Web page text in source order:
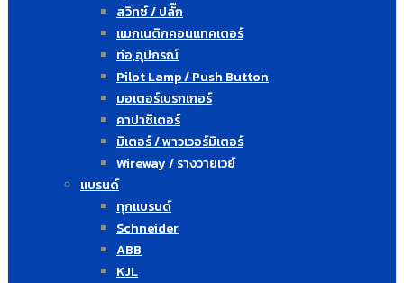
สวิทซ์ / ปลั๊ก
แมกเนติกคอนแทคเตอร์
ท่อ,อุปกรณ์
Pilot Lamp / Push Button
มอเตอร์เบรกเกอร์
คาปาซิเตอร์
มิเตอร์ / พาวเวอร์มิเตอร์
Wireway / รางวายเวย์
แบรนด์
ทุกแบรนด์
Schneider
ABB
KJL